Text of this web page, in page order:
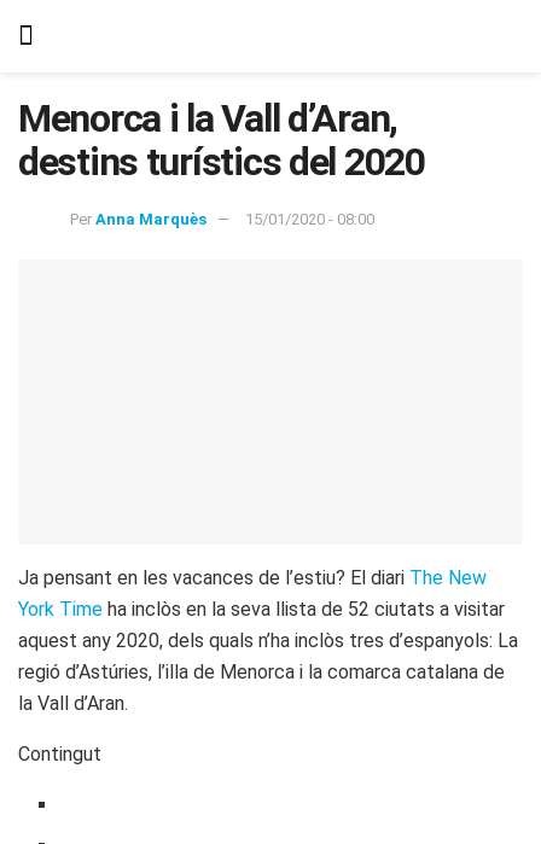
Menorca i la Vall d’Aran,
destins turístics del 2020
Per Anna Marquès 15/01/2020 - 08:00
Ja pensant en les vacances de l’estiu? El diari The New
York Time ha inclòs en la seva llista de 52 ciutats a visitar
aquest any 2020, dels quals n’ha inclòs tres d’espanyols: La
regió d’Astúries, l’illa de Menorca i la comarca catalana de
la Vall d’Aran.
Contingut